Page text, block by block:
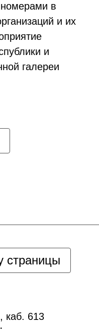
в
и их
и
галереи
страницы
каб. 613